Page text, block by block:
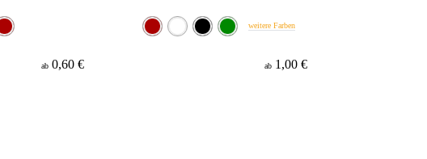
ab 0,60 €
weitere Farben
ab 1,00 €